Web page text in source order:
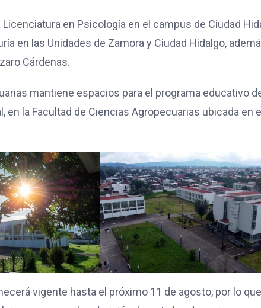
en Psicología en el campus de Ciudad
en las Unidades de Zamora y Ciudad Hidalgo,
Cárdenas.
mantiene espacios para el programa educativo
la Facultad de Ciencias Agropecuarias ubicada en
vigente hasta el próximo 11 de agosto, por lo